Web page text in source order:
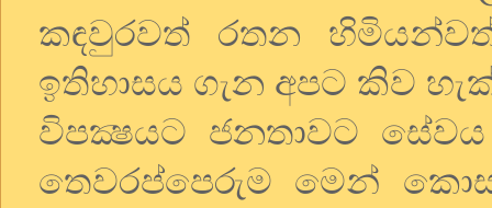
කඳවුරවත් රතන
ඉතිහාසය ගැන අපට කිව
විපක්‍ෂයට ජනතාවට
තෙවරප්පෙරුම මෙන්